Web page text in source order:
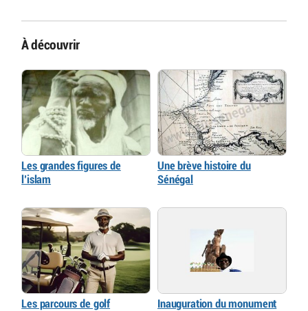
À découvrir
Les grandes figures de
l’islam
Une brève histoire du
Sénégal
Les parcours de golf
Inauguration du monument